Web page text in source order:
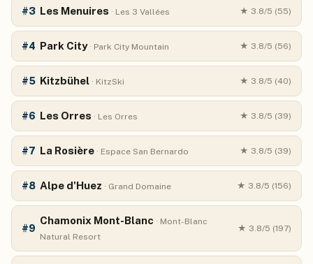
#3 Les Menuires · Les 3 Vallées ★ 3.8/5 (55)
#4 Park City· Park City Mountain ★ 3.8/5 (56)
#5 Kitzbühel · KitzSki ★ 3.8/5 (40)
#6 Les Orres · Les Orres ★ 3.8/5 (39)
#7 La Rosière · Espace San Bernardo ★ 3.8/5 (39)
#8 Alpe d'Huez · Grand Domaine ★ 3.8/5 (156)
#9
Chamonix Mont-Blanc · Mont-Blanc
Natural Resort
★ 3.8/5 (197)